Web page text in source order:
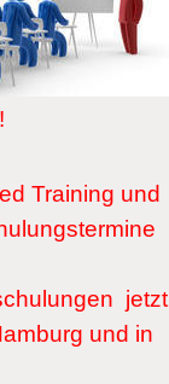
Training und
jetzt
und in